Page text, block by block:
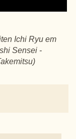
Ichi Ryu em
Sensei -